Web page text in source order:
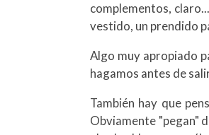
complementos,
vestido, un prendido
Algo muy apropiado
hagamos antes de
También hay que
Obviamente "pegan"